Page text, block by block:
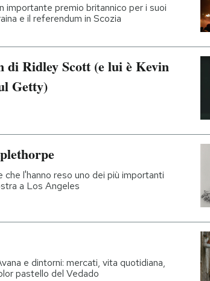
premio britannico per i suoi
e il referendum in Scozia
Ridley Scott (e lui è Kevin
Getty)
l'hanno reso uno dei più importanti
a Los Angeles
e dintorni: mercati, vita quotidiana,
pastello del Vedado